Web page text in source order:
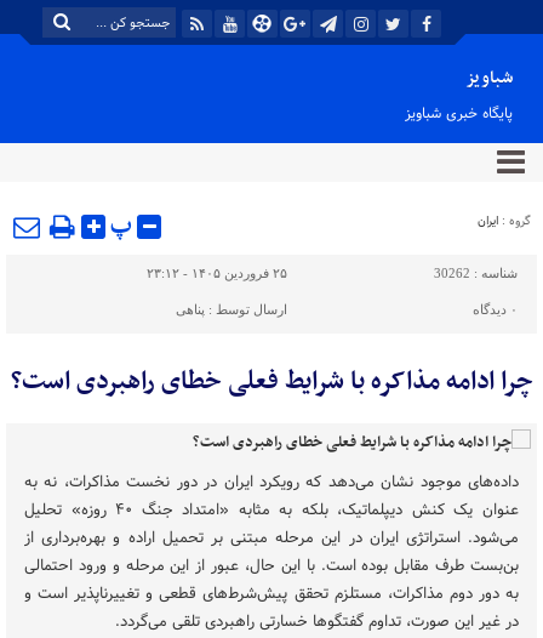
شباویز
پایگاه خبری شباویز
گروه : ایران پ
شناسه : 30262 ۲۵ فروردین ۱۴۰۵ - ۲۳:۱۲
۰ دیدگاه ارسال توسط : پناهی
چرا ادامه مذاکره با شرایط فعلی خطای راهبردی است؟
داده‌های موجود نشان می‌دهد که رویکرد ایران در دور نخست مذاکرات، نه به
عنوان یک کنش دیپلماتیک، بلکه به مثابه «امتداد جنگ ۴۰ روزه» تحلیل
می‌شود. استراتژی ایران در این مرحله مبتنی بر تحمیل اراده و بهره‌برداری از
بن‌بست طرف مقابل بوده است. با این حال، عبور از این مرحله و ورود احتمالی
به دور دوم مذاکرات، مستلزم تحقق پیش‌شرط‌های قطعی و تغییرناپذیر است و
در غیر این صورت، تداوم گفتگوها خسارتی راهبردی تلقی می‌گردد.